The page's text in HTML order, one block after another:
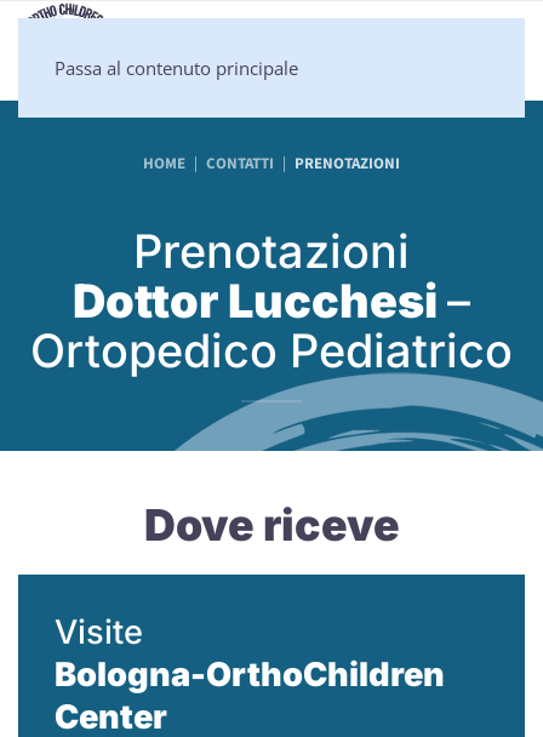
Passa al contenuto principale
HOME CONTATTI PRENOTAZIONI
Prenotazioni
Dottor Lucchesi–
Ortopedico Pediatrico
Dove riceve
Visite
Bologna-OrthoChildren
Center